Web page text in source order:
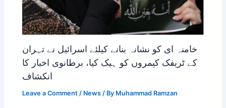
خامنہ ای کو نشانہ بنانے کیلئے اسرائیل نے تہران
کے ٹریفک کیمروں کو ہیک کیا، برطانوی اخبار کا
انکشاف
Leave a Comment / News / By Muhammad Ramzan